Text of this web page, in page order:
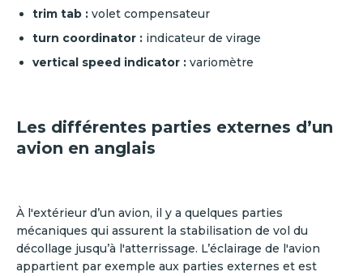
trim tab : volet compensateur
turn coordinator : indicateur de virage
vertical speed indicator : variomètre
Les différentes parties externes d’un
avion en anglais
À l'extérieur d’un avion, il y a quelques parties
mécaniques qui assurent la stabilisation de vol du
décollage jusqu’à l'atterrissage. L’éclairage de l'avion
appartient par exemple aux parties externes et est